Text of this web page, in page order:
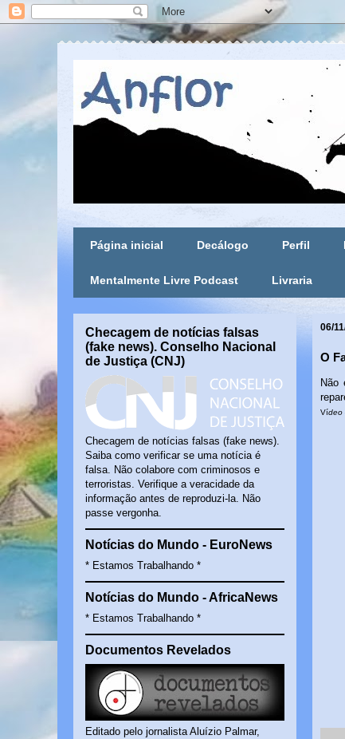
Página inicial Decálogo Perfil
Mentalmente Livre Podcast Livraria
06/
O
Não
Vídeo
Checagem de notícias falsas
(fake news). Conselho Nacional
de Justiça (CNJ)
Checagem de notícias falsas (fake news).
Saiba como verificar se uma notícia é
falsa. Não colabore com criminosos e
terroristas. Verifique a veracidade da
informação antes de reproduzi-la. Não
passe vergonha.
Notícias do Mundo - EuroNews
* Estamos Trabalhando *
Notícias do Mundo - AfricaNews
* Estamos Trabalhando *
Documentos Revelados
Editado pelo jornalista Aluízio Palmar,